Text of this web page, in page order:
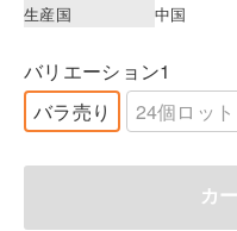
生産国
中国
バリエーション1
バラ売り
24個ロット